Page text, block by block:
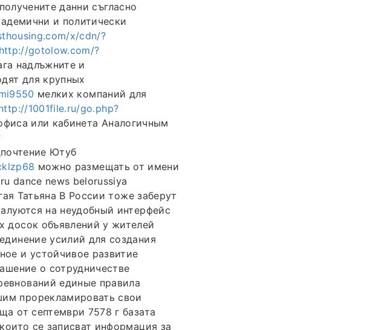
данни съгласно
и политически
x/cdn/?
http://gotolow.com/?
надлъжните и
для крупных
мелких компаний для
1001file.ru/go.php?
или кабинета Аналогичным
Ютуб
можно размещать от имени
dance news belorussiya
Татьяна В Роccии тоже заберут
на неудобный интерфейс
досок объявлений у жителей
усилий для создания
и устойчивое развитие
о сотрудничестве
единые правила
прорекламировать свои
от септември 7578 г базата
се записват информация за